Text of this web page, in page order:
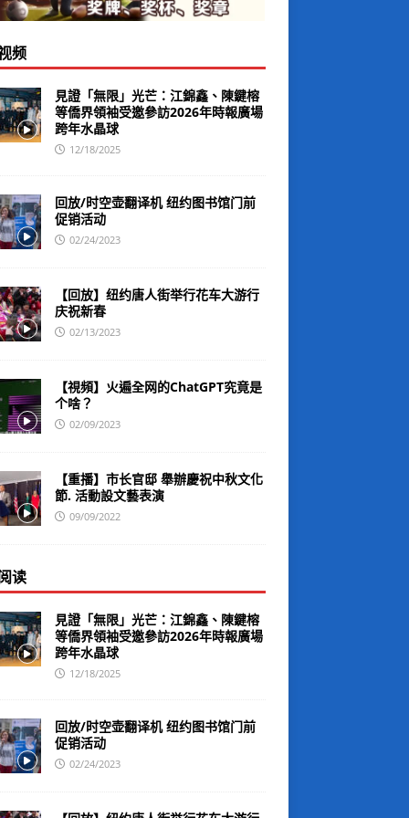
频
見證「無限」光芒：江錦鑫、陳鍵榕
等僑界領袖受邀參訪2026年時報廣場
跨年水晶球
12/18/2025
回放/时空壶翻译机 纽约图书馆门前
促销活动
02/24/2023
【回放】纽约唐人街举行花车大游行
庆祝新春
02/13/2023
【視頻】火遍全网的ChatGPT究竟是
个啥？
02/09/2023
【重播】市长官邸 舉辦慶祝中秋文化
節. 活動設文藝表演
09/09/2022
读
見證「無限」光芒：江錦鑫、陳鍵榕
等僑界領袖受邀參訪2026年時報廣場
跨年水晶球
12/18/2025
回放/时空壶翻译机 纽约图书馆门前
促销活动
02/24/2023